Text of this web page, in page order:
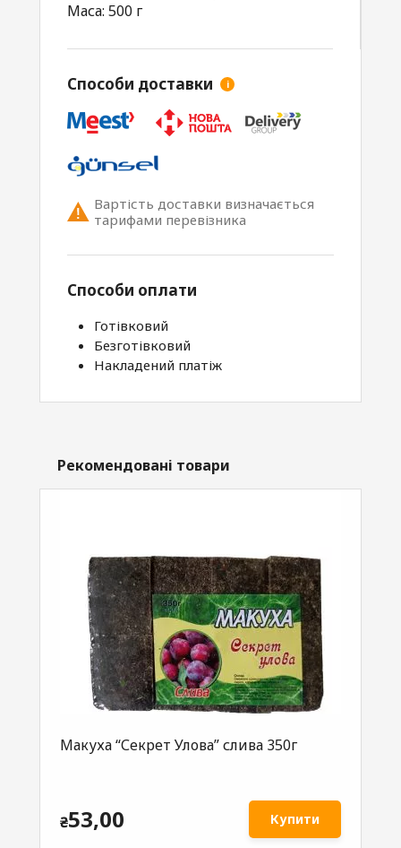
Маса: 500 г
Способи доставки i
Вартість доставки визначається
тарифами перевізника
Способи оплати
Готівковий
Безготівковий
Накладений платіж
Рекомендовані товари
Макуха “Секрет Улова” слива 350г
₴53,00 Купити